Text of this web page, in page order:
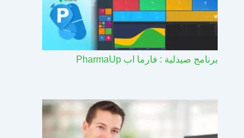
برنامج صيدلية : فارما اب PharmaUp​